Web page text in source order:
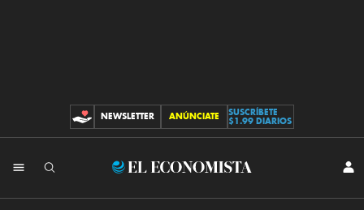
CONTRIBUCIONES
NEWSLETTER ANÚNCIATE
SUSCRÍBETE
$1.99 DIARIOS
El